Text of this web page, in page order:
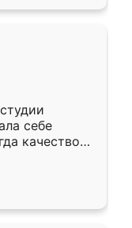
себе
качеством
уже почти